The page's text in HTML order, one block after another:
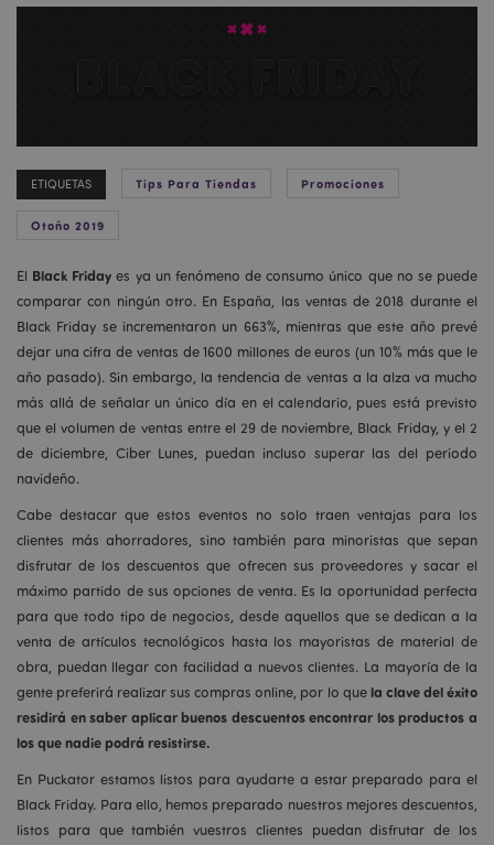
ETIQUETAS Tips Para Tiendas Promociones
Otoño 2019
El Black Friday es ya un fenómeno de consumo único que no se puede
comparar con ningún otro. En España, las ventas de 2018 durante el
Black Friday se incrementaron un 663%, mientras que este año prevé
dejar una cifra de ventas de 1600 millones de euros (un 10% más que le
año pasado). Sin embargo, la tendencia de ventas a la alza va mucho
más allá de señalar un único día en el calendario, pues está previsto
que el volumen de ventas entre el 29 de noviembre, Black Friday, y el 2
de diciembre, Ciber Lunes, puedan incluso superar las del periodo
navideño.
Cabe destacar que estos eventos no solo traen ventajas para los
clientes más ahorradores, sino también para minoristas que sepan
disfrutar de los descuentos que ofrecen sus proveedores y sacar el
máximo partido de sus opciones de venta. Es la oportunidad perfecta
para que todo tipo de negocios, desde aquellos que se dedican a la
venta de artículos tecnológicos hasta los mayoristas de material de
obra, puedan llegar con facilidad a nuevos clientes. La mayoría de la
gente preferirá realizar sus compras online, por lo que la clave del éxito
residirá en saber aplicar buenos descuentos encontrar los productos a
los que nadie podrá resistirse.
En Puckator estamos listos para ayudarte a estar preparado para el
Black Friday. Para ello, hemos preparado nuestros mejores descuentos,
listos para que también vuestros clientes puedan disfrutar de los